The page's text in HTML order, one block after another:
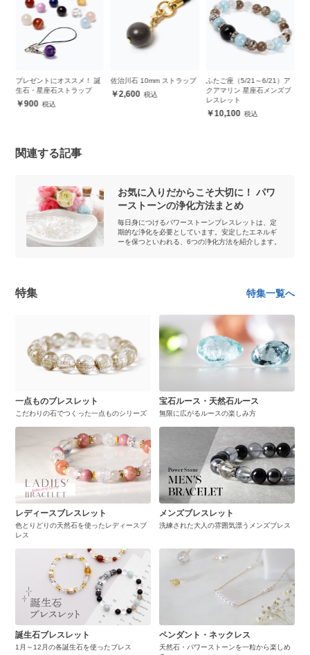
プレゼントにオススメ！ 誕
生石・星座石ストラップ
900
佐治川石 10mm ストラップ
2,600
ふたご座（5/21～6/21）ア
クアマリン 星座石メンズブ
レスレット
10,100
関連する記事
お気に入りだからこそ大切に！ パワ
ーストーンの浄化方法まとめ
毎日身につけるパワーストーンブレスレットは、定
期的な浄化を必要としています。安定したエネルギ
ーを保つといわれる、6つの浄化方法を紹介します。
特集 特集一覧へ
一点ものブレスレット
こだわりの石でつくった一点ものシリーズ
宝石ルース・天然石ルース
無限に広がるルースの楽しみ方
レディースブレスレット
色とりどりの天然石を使ったレディースブ
レス
メンズブレスレット
洗練された大人の雰囲気漂うメンズブレス
誕生石ブレスレット
1月～12月の各誕生石を使ったブレス
ペンダント・ネックレス
天然石・パワーストーンを一粒から楽しめ